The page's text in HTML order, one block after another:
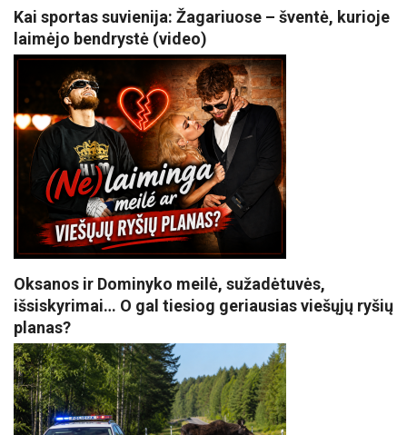
Kai sportas suvienija: Žagariuose – šventė, kurioje
laimėjo bendrystė (video)
Oksanos ir Dominyko meilė, sužadėtuvės,
išsiskyrimai… O gal tiesiog geriausias viešųjų ryšių
planas?